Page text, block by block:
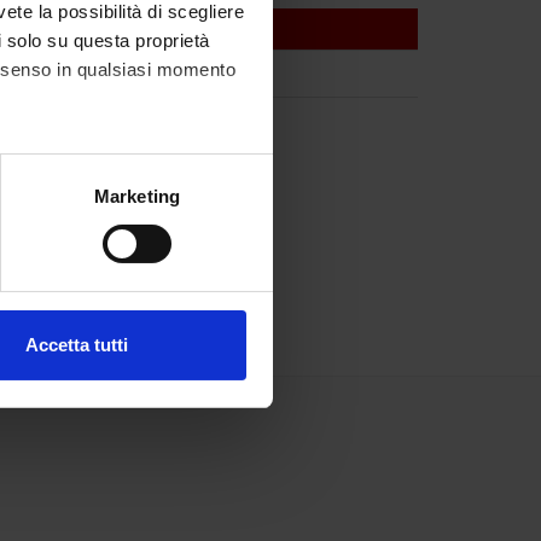
la possibilità di scegliere
su questa proprietà
in qualsiasi momento
metro,Marketing
Accetta tutti